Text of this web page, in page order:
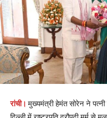
रांची।मुख्यमंत्री हेमंत सोरेन ने